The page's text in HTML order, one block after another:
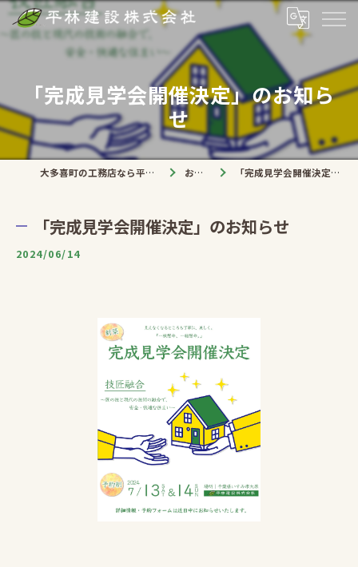
「完成見学会開催決定」のお知ら
せ
大多喜町の工務店なら平林建設株式会社 お知らせ 「完成見学会開催決定」のお知らせ
「完成見学会開催決定」のお知らせ
2024/06/14